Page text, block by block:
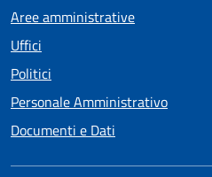
Aree amministrative
Uffici
Politici
Personale Amministrativo
Documenti e Dati